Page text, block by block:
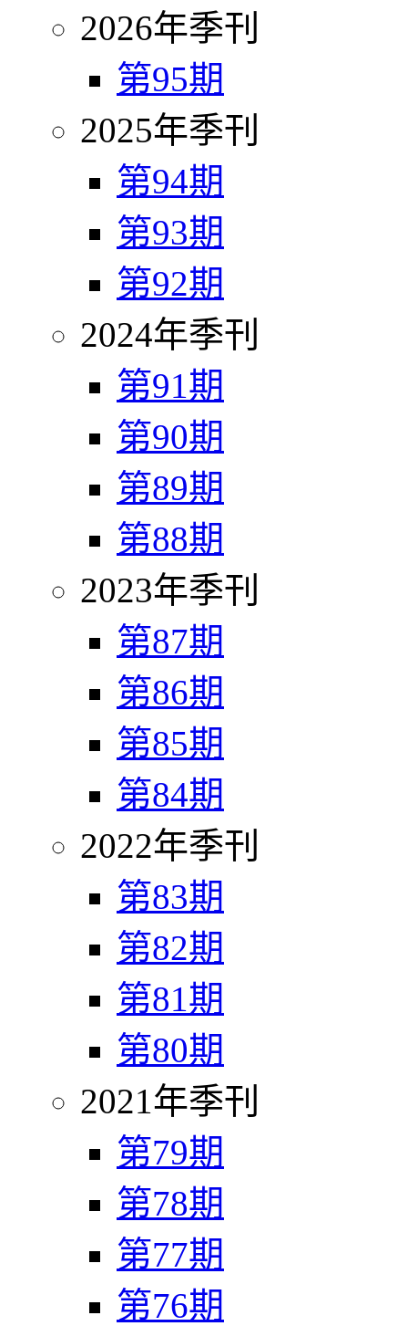
2026年季刊
第95期
2025年季刊
第94期
第93期
第92期
2024年季刊
第91期
第90期
第89期
第88期
2023年季刊
第87期
第86期
第85期
第84期
2022年季刊
第83期
第82期
第81期
第80期
2021年季刊
第79期
第78期
第77期
第76期